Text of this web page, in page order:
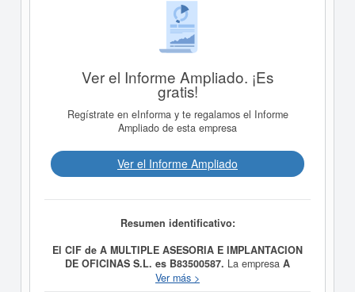
Ver el Informe Ampliado. ¡Es
gratis!
Regístrate en eInforma y te regalamos el Informe
Ampliado de esta empresa
Ver el Informe Ampliado
Resumen identificativo:
El CIF de A MULTIPLE ASESORIA E IMPLANTACION
DE OFICINAS S.L. es B83500587. La empresa A
MULTIPLE ASESORIA E IMPLANTACION DE
Ver más >